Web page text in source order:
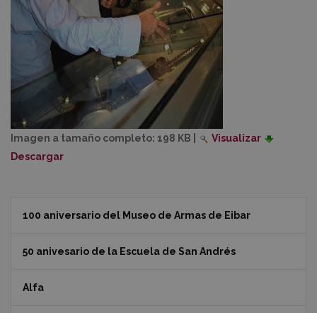
Imagen a tamaño completo: 198 KB
Visualizar
Descargar
100 aniversario del Museo de Armas de Eibar
50 anivesario de la Escuela de San Andrés
Alfa